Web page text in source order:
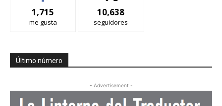
1,715
me gusta
10,638
seguidores
Último número
- Advertisement -